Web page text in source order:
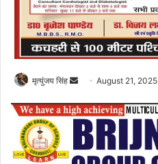
मृत्युंजय सिंह
Send
email
August 21, 2025